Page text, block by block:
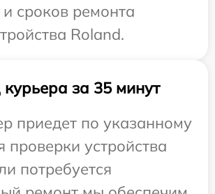
и сроков ремонта
Roland.
за 35 минут
приедет по указанному
проверки устройства
потребуется